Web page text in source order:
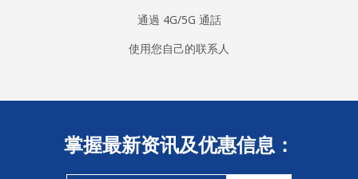
通過 4G/5G 通話
使用您自己的联系人
掌握最新资讯及优惠信息：